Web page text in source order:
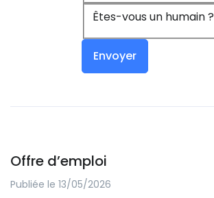
Êtes-vous un humain ?
Offre d’emploi
Publiée le 13/05/2026